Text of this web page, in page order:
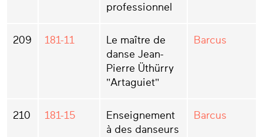
professionnel
209 181-11
Le maître de
danse Jean-
Pierre Üthürry
"Artaguiet"
Barcus
210 181-15
Enseignement
à des danseurs
Barcus